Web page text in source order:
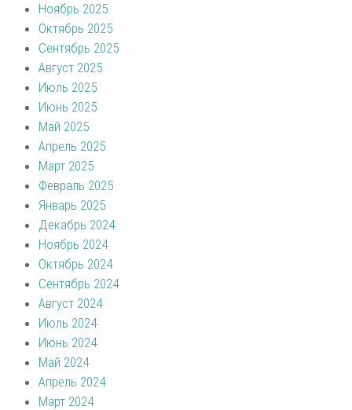
Ноябрь 2025
Октябрь 2025
Сентябрь 2025
Август 2025
Июль 2025
Июнь 2025
Май 2025
Апрель 2025
Март 2025
Февраль 2025
Январь 2025
Декабрь 2024
Ноябрь 2024
Октябрь 2024
Сентябрь 2024
Август 2024
Июль 2024
Июнь 2024
Май 2024
Апрель 2024
Март 2024